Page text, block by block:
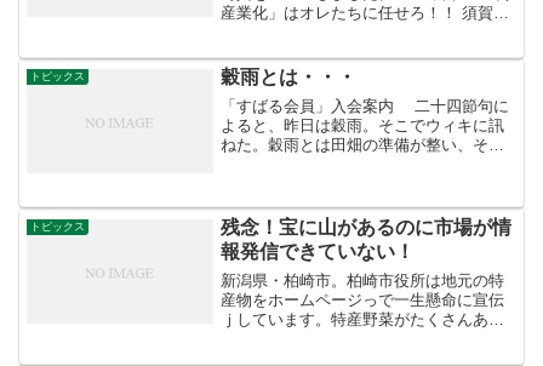
産業化」はオレたちに任せろ！！ 須賀川
トピックス 穀雨とは・・・
「すばる会員」入会案内 二十四節句に
よると、昨日は穀雨。そこでウィキに訊
ねた。穀雨とは田畑の準備が整い、それ
る。『暦便覧』には「春雨降りて百穀を
生化すればなり」と記され...
トピックス
残念！宝に山があるのに市場が情
報発信できていない！
新潟県・柏崎市。柏崎市役所は地元の特
産物をホームページっで一生懸命に宣伝
ｊしています。特産野菜がたくさんある